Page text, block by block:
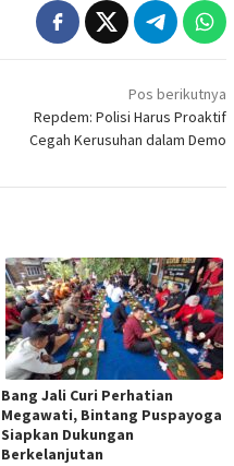
Pos berikutnya
Repdem: Polisi Harus Proaktif
Cegah Kerusuhan dalam Demo
Bang Jali Curi Perhatian
Megawati, Bintang Puspayoga
Siapkan Dukungan
Berkelanjutan